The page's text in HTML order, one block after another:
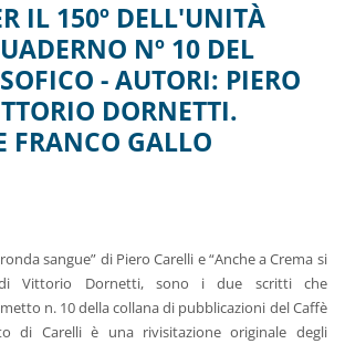
IL 150º DELL'UNITÀ
Nº 10 DEL
- AUTORI: PIERO
DORNETTI.
FRANCO GALLO
sangue” di Piero Carelli e “Anche a Crema si
Vittorio Dornetti, sono i due scritti che
n. 10 della collana di pubblicazioni del Caffè
di Carelli è una rivisitazione originale degli